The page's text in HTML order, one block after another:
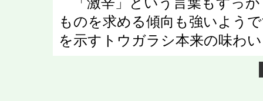
ものを求める傾向も強いよう
を示すトウガラシ本来の味わ